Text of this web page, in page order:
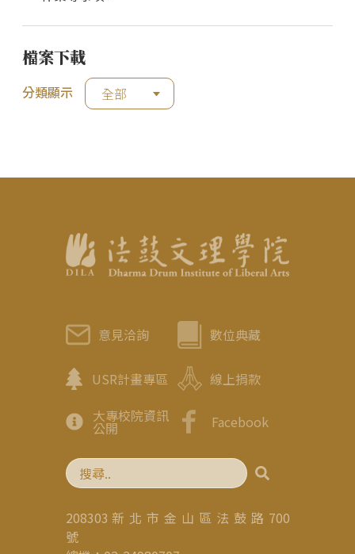
檔案下載
分類顯示 全部
意見洽詢 數位典藏
USR計畫專區
線上捐款
大專校院資訊
公開 Facebook
208303 新 北 市 金 山 區 法 鼓 路 700
號